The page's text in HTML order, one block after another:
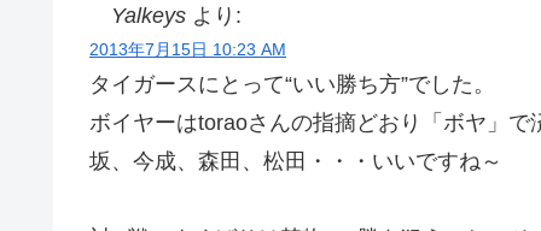
Yalkeys より:
2013年7月15日 10:23 AM
タイガースにとって“いい勝ち方”でした。
ボイヤーはtoraoさんの指摘どおり「ボヤ」で
坂、今成、森田、松田・・・いいですね～